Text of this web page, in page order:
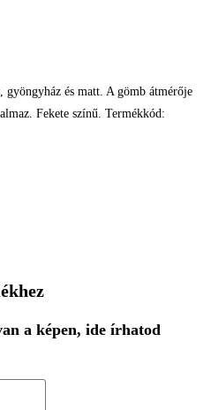
gyöngyház és matt. A gömb átmérője
Fekete színű. Termékkód:
a képen, ide írhatod